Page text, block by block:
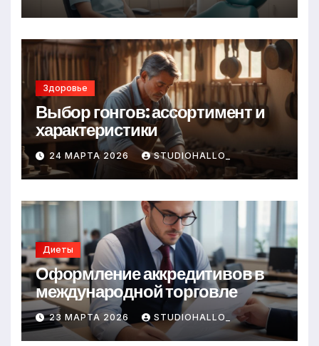
Здоровье
Выбор гонгов: ассортимент и
характеристики
24 МАРТА 2026 STUDIOHALLO_
Диеты
Оформление аккредитивов в
международной торговле
23 МАРТА 2026 STUDIOHALLO_